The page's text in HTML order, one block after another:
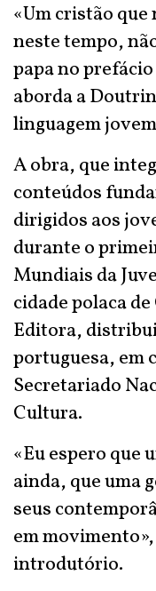
«Um cristão
neste tempo,
papa no
aborda a
linguagem
A obra, que
conteúdos
dirigidos aos
durante o
Mundiais da
cidade polaca
Editora,
portuguesa, em
Secretariado
Cultura.
«Eu espero que
ainda, que uma
seus
em
introdutório.